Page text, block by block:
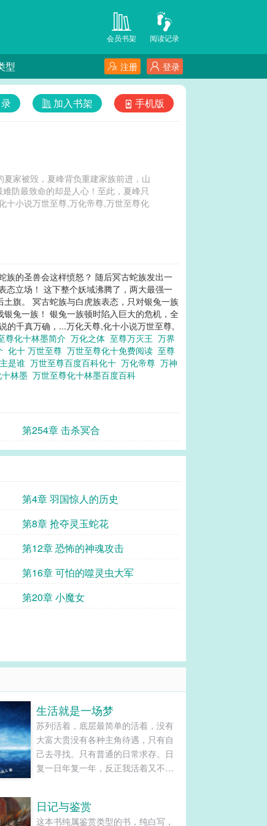
阅读记录
会员书架
型 登录
注册
手机版
加入书架
家被毁，夏峰背负重建家族前进，山
防最致命的却是人心！至此，夏峰只
族的圣兽会这样愤怒？ 随后冥古蛇族发出一
态立场！ 这下整个妖域沸腾了，两大最强一
旗。 冥古蛇族与白虎族表态，只对银兔一族
兔一族！ 银兔一族顿时陷入巨大的危机，全
的千真万确，...万化天尊,化十小说万世至尊,
尊化十林墨简介 万化之体 至尊万灭王 万界
化十 万世至尊 万世至尊化十免费阅读 至尊
是谁 万世至尊百度百科化十 万化帝尊 万神
林墨 万世至尊化十林墨百度百科
第254章 击杀冥合
第4章 羽国惊人的历史
第8章 抢夺灵玉蛇花
第12章 恐怖的神魂攻击
第16章 可怕的噬灵虫大军
第20章 小魔女
生活就是一场梦
苏列活着，底层最简单的活着，没有
大富大贵没有各种主角待遇，只有自
己去寻找。只有普通的日常求存。日
复一日年复一年，反正我活着又不是
日记与鉴赏
这本书纯属鉴赏类型的书，纯白写，